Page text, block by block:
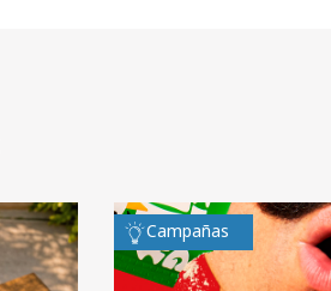
Campañas